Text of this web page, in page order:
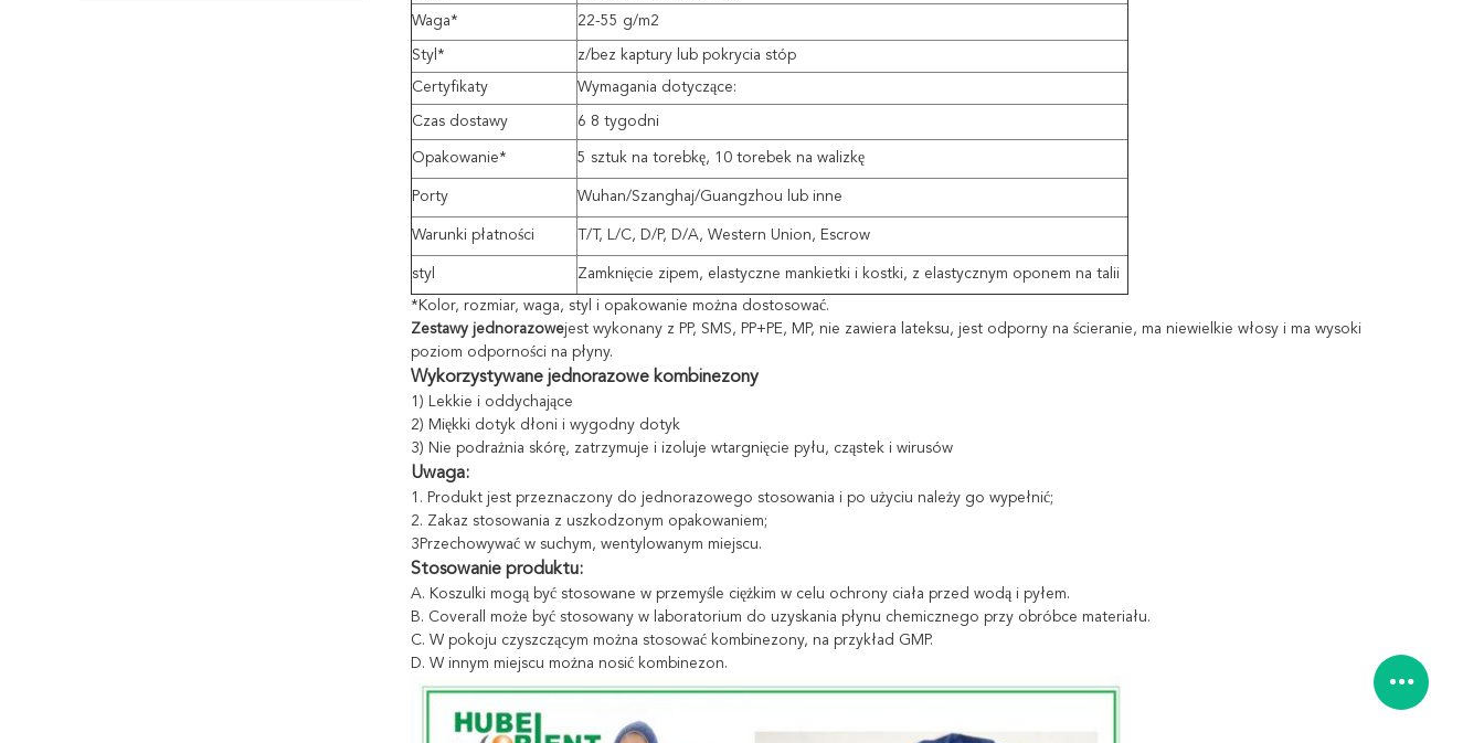
Waga*
22-55 g/m2
Styl* z/bez kaptury lub pokrycia stóp
Certyfikaty Wymagania dotyczące:
Czas dostawy 6 8 tygodni
Opakowanie* 5 sztuk na torebkę, 10 torebek na walizkę
Porty Wuhan/Szanghaj/Guangzhou lub inne
Warunki płatności T/T, L/C, D/P, D/A, Western Union, Escrow
styl Zamknięcie zipem, elastyczne mankietki i kostki, z elastycznym oponem na talii
*Kolor, rozmiar, waga, styl i opakowanie można dostosować.
Zestawy jednorazowejest wykonany z PP, SMS, PP+PE, MP, nie zawiera lateksu, jest odporny na ścieranie, ma niewielkie włosy i ma wysoki
poziom odporności na płyny.
Wykorzystywane jednorazowe kombinezony
1) Lekkie i oddychające
2) Miękki dotyk dłoni i wygodny dotyk
3) Nie podrażnia skórę, zatrzymuje i izoluje wtargnięcie pyłu, cząstek i wirusów
Uwaga:
1. Produkt jest przeznaczony do jednorazowego stosowania i po użyciu należy go wypełnić;
2. Zakaz stosowania z uszkodzonym opakowaniem;
3Przechowywać w suchym, wentylowanym miejscu.
Stosowanie produktu:
A. Koszulki mogą być stosowane w przemyśle ciężkim w celu ochrony ciała przed wodą i pyłem.
B. Coverall może być stosowany w laboratorium do uzyskania płynu chemicznego przy obróbce materiału.
C. W pokoju czyszczącym można stosować kombinezony, na przykład GMP.
D. W innym miejscu można nosić kombinezon.